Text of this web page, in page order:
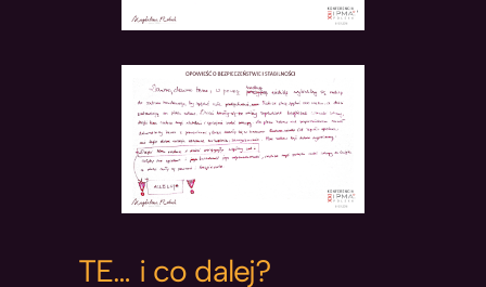
TE… i co dalej?